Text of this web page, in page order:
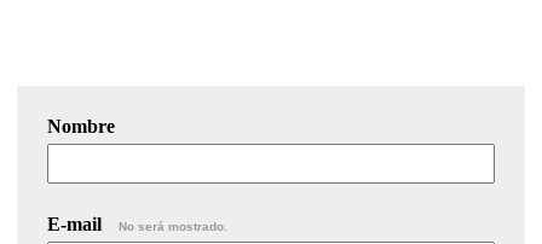
Nombre
E-mail No será mostrado.